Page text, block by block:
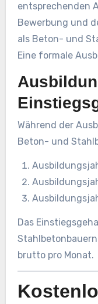
entsprechenden
Bewerbung und
als Beton- und
Eine formale
Während der
Beton- und
Das
brutto pro Monat.